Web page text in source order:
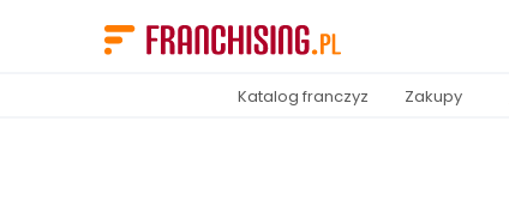
Katalog franczyz Zakupy